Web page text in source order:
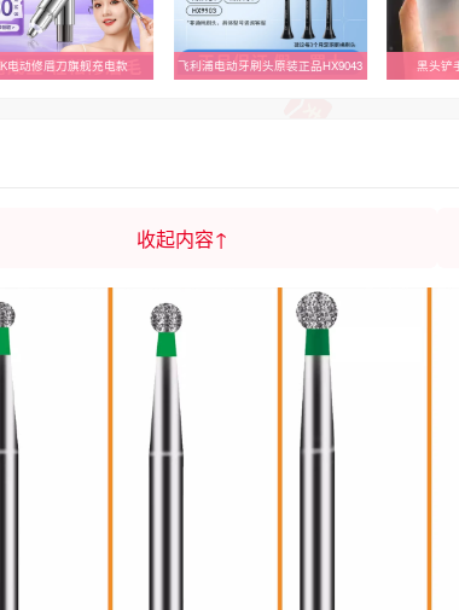
飞利浦电动牙刷头原装正品HX9043 黑头铲手动铲毛囊刮神器
收起内容↑